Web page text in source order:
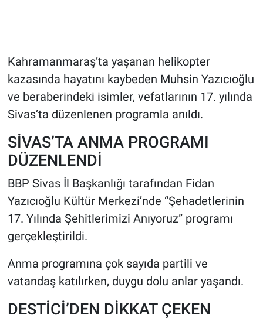
Kahramanmaraş’ta yaşanan helikopter
kazasında hayatını kaybeden Muhsin Yazıcıoğlu
ve beraberindeki isimler, vefatlarının 17. yılında
Sivas’ta düzenlenen programla anıldı.
SİVAS’TA ANMA PROGRAMI
DÜZENLENDİ
BBP Sivas İl Başkanlığı tarafından Fidan
Yazıcıoğlu Kültür Merkezi’nde “Şehadetlerinin
17. Yılında Şehitlerimizi Anıyoruz” programı
gerçekleştirildi.
Anma programına çok sayıda partili ve
vatandaş katılırken, duygu dolu anlar yaşandı.
DESTİCİ’DEN DİKKAT ÇEKEN
ÇEVRE
HABERDE İNSAN
POLİTİKA
MAGAZİN
Bilim, Teknoloji